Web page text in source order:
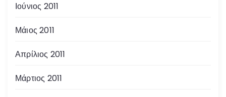
Ιούνιος 2011
Μάιος 2011
Απρίλιος 2011
Μάρτιος 2011